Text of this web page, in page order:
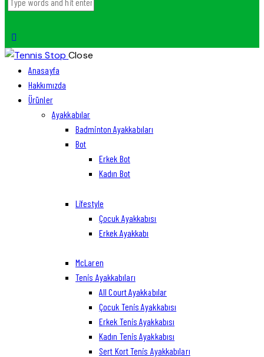
Close
Anasayfa
Hakkımızda
Ürünler
Ayakkabılar
Badminton Ayakkabıları
Bot
Erkek Bot
Kadın Bot
Lifestyle
Çocuk Ayakkabısı
Erkek Ayakkabı
McLaren
Tenis Ayakkabıları
All Court Ayakkabılar
Çocuk Tenis Ayakkabısı
Erkek Tenis Ayakkabısı
Kadın Tenis Ayakkabısı
Sert Kort Tenis Ayakkabıları